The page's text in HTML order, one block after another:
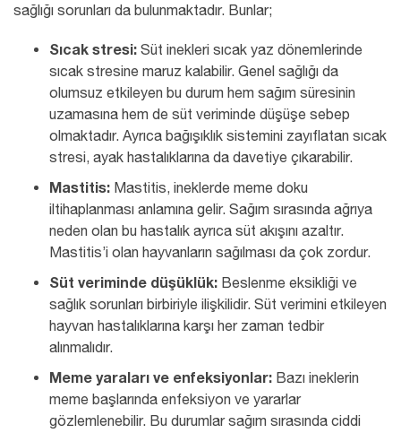
sağlığı sorunları da bulunmaktadır. Bunlar;
Sıcak stresi: Süt inekleri sıcak yaz dönemlerinde
sıcak stresine maruz kalabilir. Genel sağlığı da
olumsuz etkileyen bu durum hem sağım süresinin
uzamasına hem de süt veriminde düşüşe sebep
olmaktadır. Ayrıca bağışıklık sistemini zayıflatan sıcak
stresi, ayak hastalıklarına da davetiye çıkarabilir.
Mastitis: Mastitis, ineklerde meme doku
iltihaplanması anlamına gelir. Sağım sırasında ağrıya
neden olan bu hastalık ayrıca süt akışını azaltır.
Mastitis’i olan hayvanların sağılması da çok zordur.
Süt veriminde düşüklük: Beslenme eksikliği ve
sağlık sorunları birbiriyle ilişkilidir. Süt verimini etkileyen
hayvan hastalıklarına karşı her zaman tedbir
alınmalıdır.
Meme yaraları ve enfeksiyonlar: Bazı ineklerin
meme başlarında enfeksiyon ve yararlar
gözlemlenebilir. Bu durumlar sağım sırasında ciddi